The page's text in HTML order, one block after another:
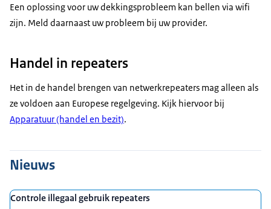
Een oplossing voor uw dekkingsprobleem kan bellen via wifi
zijn. Meld daarnaast uw probleem bij uw provider.
Handel in repeaters
Het in de handel brengen van netwerkrepeaters mag alleen als
ze voldoen aan Europese regelgeving. Kijk hiervoor bij
Apparatuur (handel en bezit).
Nieuws
Controle illegaal gebruik repeaters